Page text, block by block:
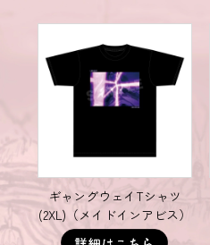
ギャングウェイTシャツ
(2XL)（メイドインアビス）